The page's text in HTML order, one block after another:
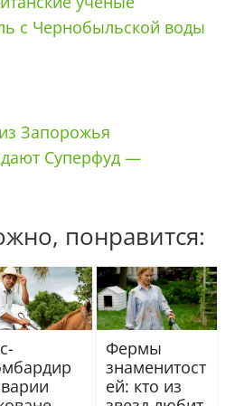
с Чернобыльской воды
Запорожья
Суперфуд —
понравится:
Фермы
знаменитост
ей: кто из